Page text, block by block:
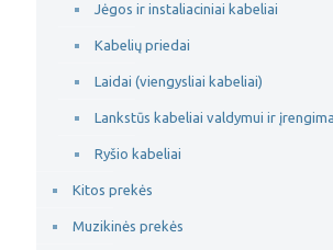
Jėgos ir instaliaciniai kabeliai
Kabelių priedai
Laidai (viengysliai kabeliai)
Lankstūs kabeliai valdymui ir
Ryšio kabeliai
Kitos prekės
Muzikinės prekės